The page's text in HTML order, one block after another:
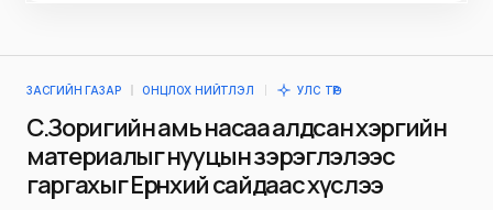
ЗАСГИЙН ГАЗАР ОНЦЛОХ НИЙТЛЭЛ УЛС ТӨР
С.Зоригийн амь насаа алдсан хэргийн
материалыг нууцын зэрэглэлээс
гаргахыг Ерөнхий сайдаас хүслээ